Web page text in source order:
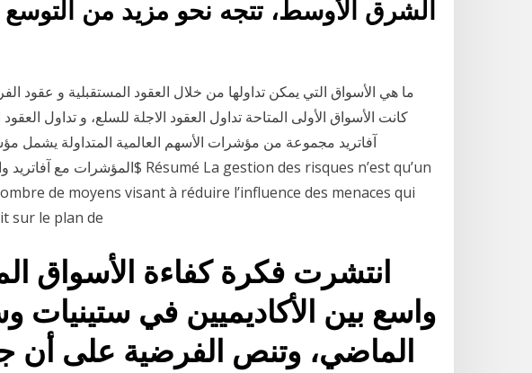
الشرق الأوسط، تتجه نحو مزيد من التوسع
ما هي الأسواق التي يمكن تداولها من خلال العقود المستقبلية و عقود
كانت الأسواق الأولى المتاحة تداول العقود الاجلة للسلع، و تداول
آفاتريد مجموعة من مؤشرات الأسهم العالمية المتداولة يشمل
de moyens visant à réduire l’influence des menaces qui
sur le plan de
انتشرت فكرة كفاءة الأسواق
واسع بين الأكاديميين في ستينيات
الماضي، وتنص الفرضية على أن